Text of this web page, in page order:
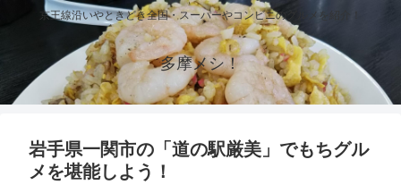
京王線沿いやときどき全国・スーパーやコンビニのグルメを紹介！
多摩メシ！
岩手県一関市の「道の駅厳美」でもちグル
メを堪能しよう！